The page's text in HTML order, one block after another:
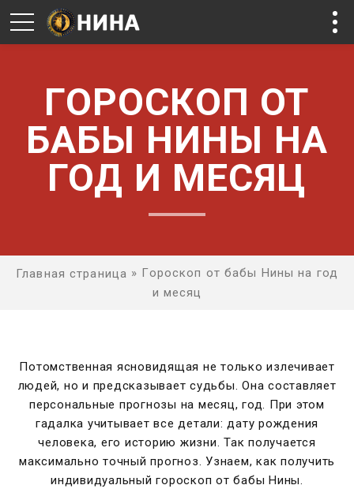
ГОРОСКОП ОТ
БАБЫ НИНЫ НА
ГОД И МЕСЯЦ
Главная страница » Гороскоп от бабы Нины на год
и месяц
Потомственная ясновидящая не только излечивает
людей, но и предсказывает судьбы. Она составляет
персональные прогнозы на месяц, год. При этом
гадалка учитывает все детали: дату рождения
человека, его историю жизни. Так получается
максимально точный прогноз. Узнаем, как получить
индивидуальный гороскоп от бабы Нины.